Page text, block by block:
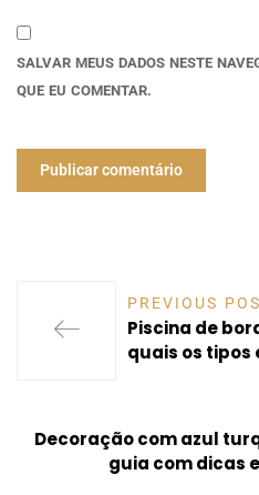
SALVAR MEUS DADOS NESTE
QUE EU COMENTAR.
PREVIOUS
Piscina de
quais os tipos
Decoração com azul
guia com dicas